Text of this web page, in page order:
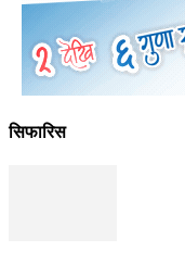
सिफारिस